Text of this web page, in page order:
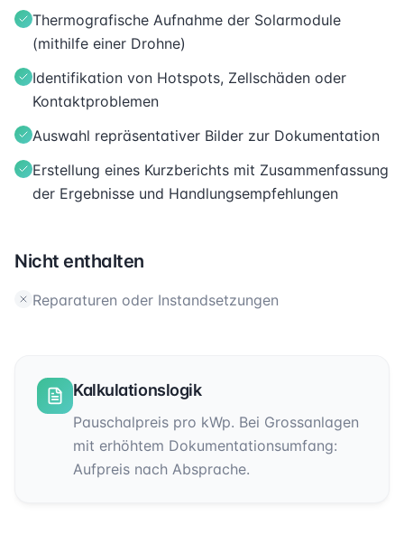
Thermografische Aufnahme der Solarmodule
(mithilfe einer Drohne)
Identifikation von Hotspots, Zellschäden oder
Kontaktproblemen
Auswahl repräsentativer Bilder zur Dokumentation
Erstellung eines Kurzberichts mit Zusammenfassung
der Ergebnisse und Handlungsempfehlungen
Nicht enthalten
Reparaturen oder Instandsetzungen
Kalkulationslogik
Pauschalpreis pro kWp. Bei Grossanlagen
mit erhöhtem Dokumentationsumfang:
Aufpreis nach Absprache.